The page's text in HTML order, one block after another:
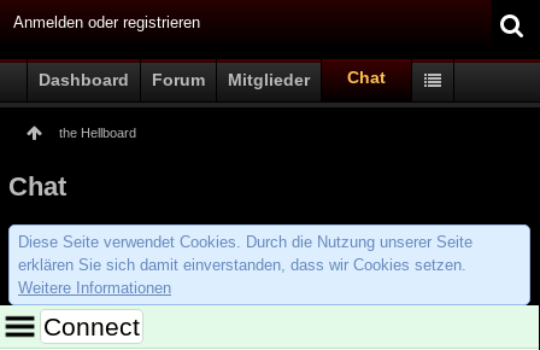
Anmelden oder registrieren
Dashboard Forum Mitglieder Chat
the Hellboard
Chat
Diese Seite verwendet Cookies. Durch die Nutzung unserer Seite
erklären Sie sich damit einverstanden, dass wir Cookies setzen.
Weitere Informationen